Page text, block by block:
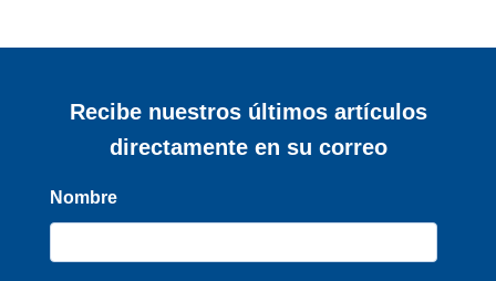
Recibe nuestros últimos artículos
directamente en su correo
Nombre